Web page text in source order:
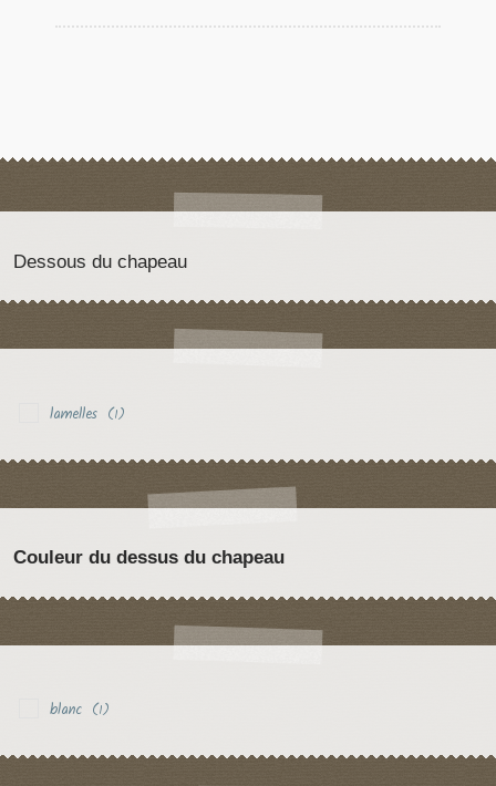
Dessous du chapeau
lamelles (1)
Couleur du dessus du chapeau
blanc (1)